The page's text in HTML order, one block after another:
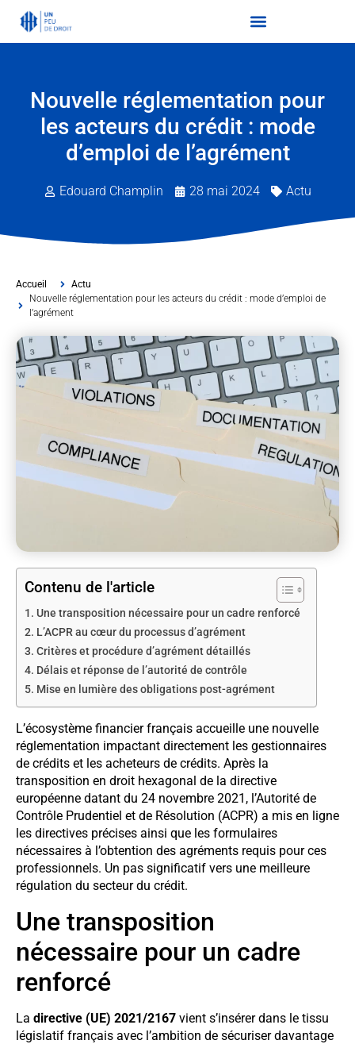
Nouvelle réglementation pour
les acteurs du crédit : mode
d’emploi de l’agrément
Edouard Champlin 28 mai 2024 Actu
Accueil
Actu
Nouvelle réglementation pour les acteurs du crédit : mode d’emploi de
l’agrément
Contenu de l'article
Une transposition nécessaire pour un cadre renforcé
L’ACPR au cœur du processus d’agrément
Critères et procédure d’agrément détaillés
Délais et réponse de l’autorité de contrôle
Mise en lumière des obligations post-agrément
L’écosystème financier français accueille une nouvelle
réglementation impactant directement les gestionnaires
de crédits et les acheteurs de crédits. Après la
transposition en droit hexagonal de la directive
européenne datant du 24 novembre 2021, l’Autorité de
Contrôle Prudentiel et de Résolution (ACPR) a mis en ligne
les directives précises ainsi que les formulaires
nécessaires à l’obtention des agréments requis pour ces
professionnels. Un pas significatif vers une meilleure
régulation du secteur du crédit.
Une transposition
nécessaire pour un cadre
renforcé
La directive (UE) 2021/2167 vient s’insérer dans le tissu
législatif français avec l’ambition de sécuriser davantage